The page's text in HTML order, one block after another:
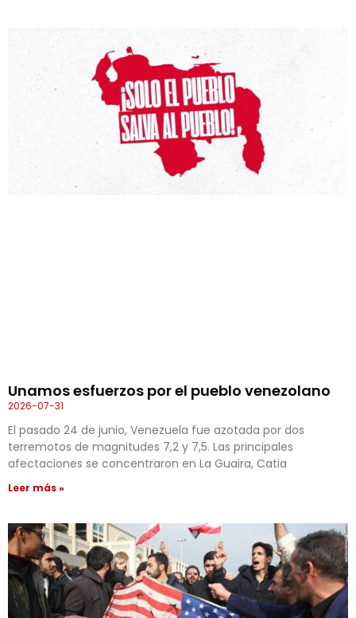
Unamos esfuerzos por el pueblo venezolano
2026-07-31
El pasado 24 de junio, Venezuela fue azotada por dos
terremotos de magnitudes 7,2 y 7,5. Las principales
afectaciones se concentraron en La Guaira, Catia
Leer más »